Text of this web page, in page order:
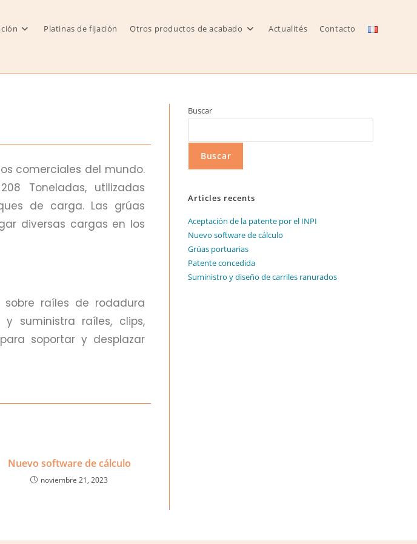
Platinas de fijación Otros productos de acabado Actualités Contacto
comerciales del mundo.
Toneladas, utilizadas
de carga. Las grúas
diversas cargas en los
raíles de rodadura
y suministra raíles, clips,
soportar y desplazar
Nuevo software de cálculo
noviembre 21, 2023
Buscar
Buscar
Articles recents
Aceptación de la patente por el INPI
Nuevo software de cálculo
Grúas portuarias
Patente concedida
Suministro y diseño de carriles ranurados